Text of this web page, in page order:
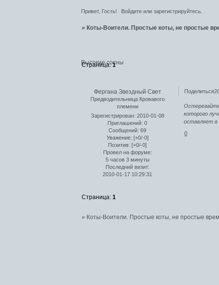
Привет, Гость! Войдитеили зарегистрируйтесь.
» Коты-Воители. Простые коты, не простые
Высокие сосны
Страница:1
Поделиться
Фергана Звездный Свет
Предводительница Кровавого
племени
Зарегистрирован: 2010-01-08
Приглашений: 0
Сообщений: 69
Уважение: [+0/-0]
Позитив: [+0/-0]
Провел на форуме:
5 часов 3 минуты
Последний визит:
2010-01-17 10:29:31
которого
оставляет в
0
Страница:1
» Коты-Воители. Простые коты, не простые